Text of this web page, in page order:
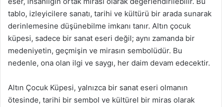
tablo, izleyicilere sanatı, tarihi ve kültürü bir arada sunarak
derinlemesine düşünebilme imkanı tanır. Altın çocuk
küpesi, sadece bir sanat eseri değil; aynı zamanda bir
medeniyetin, geçmişin ve mirasın sembolüdür. Bu
nedenle, ona olan ilgi ve saygı, her daim devam edecektir.
Altın Çocuk Küpesi, yalnızca bir sanat eseri olmanın
ötesinde, tarihi bir sembol ve kültürel bir miras olarak